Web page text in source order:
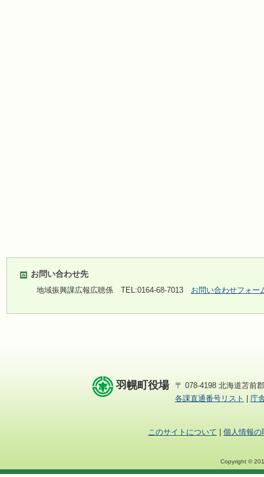
お問い合わせ先
地域振興課広報広聴係 TEL:0164-68-7013 お問い合わせフォー
羽幌町役場
〒 078-4198 北海道苫前
各課直通番号リスト
庁
このサイトについて 個人情報の
Copyright ©